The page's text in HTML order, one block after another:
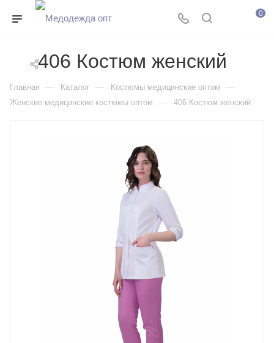
0
406 Костюм женский
Главная — Каталог — Костюмы медицинские оптом —
Женские медицинские костюмы оптом — 406 Костюм женский